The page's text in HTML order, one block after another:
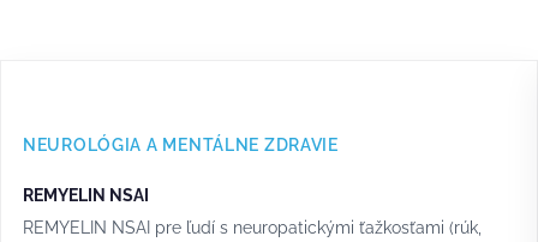
NEUROLÓGIA A MENTÁLNE ZDRAVIE
REMYELIN NSAI
REMYELIN NSAI pre ľudí s neuropatickými ťažkosťami (rúk,